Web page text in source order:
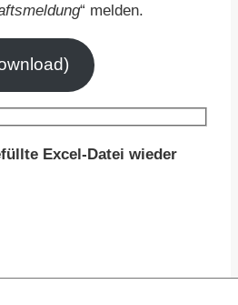
“ melden.
Excel-Datei wieder